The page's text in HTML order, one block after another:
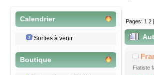
Calendrier
Sorties à venir
Boutique
Pages: 1 2
Fiatiste